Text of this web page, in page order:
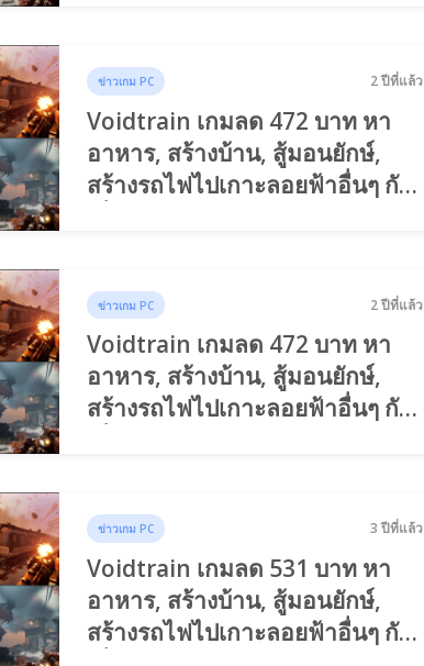
ข่าวเกม PC 2 ปีที่แล้ว
Voidtrain เกมลด 472 บาท หา
อาหาร, สร้างบ้าน, สู้มอนยักษ์,
สร้างรถไฟไปเกาะลอยฟ้าอื่นๆ กับ
ข่าวเกม PC 2 ปีที่แล้ว
Voidtrain เกมลด 472 บาท หา
อาหาร, สร้างบ้าน, สู้มอนยักษ์,
สร้างรถไฟไปเกาะลอยฟ้าอื่นๆ กับ
ข่าวเกม PC 3 ปีที่แล้ว
Voidtrain เกมลด 531 บาท หา
อาหาร, สร้างบ้าน, สู้มอนยักษ์,
สร้างรถไฟไปเกาะลอยฟ้าอื่นๆ กับ